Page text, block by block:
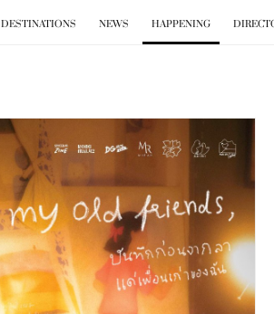
BKK. GO
DESTINATIONS NEWS HAPPENING